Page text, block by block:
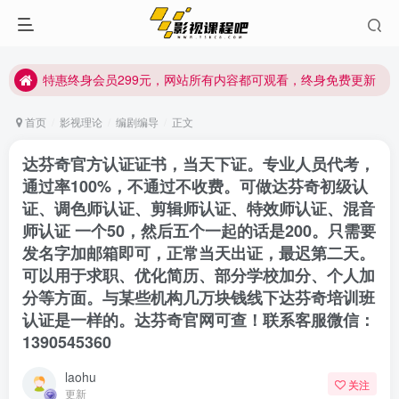
特惠终身会员299元，网站所有内容都可观看，终身免费更新
特惠终身会员299元，网站所有内容都可观看，终身免费更新
首页 影视理论 编剧编导 正文
达芬奇官方认证证书，当天下证。专业人员代考，
通过率100%，不通过不收费。可做达芬奇初级认
证、调色师认证、剪辑师认证、特效师认证、混音
师认证 一个50，然后五个一起的话是200。只需要
发名字加邮箱即可，正常当天出证，最迟第二天。
可以用于求职、优化简历、部分学校加分、个人加
分等方面。与某些机构几万块钱线下达芬奇培训班
认证是一样的。达芬奇官网可查！联系客服微信：
1390545360
laohu
更新
关注